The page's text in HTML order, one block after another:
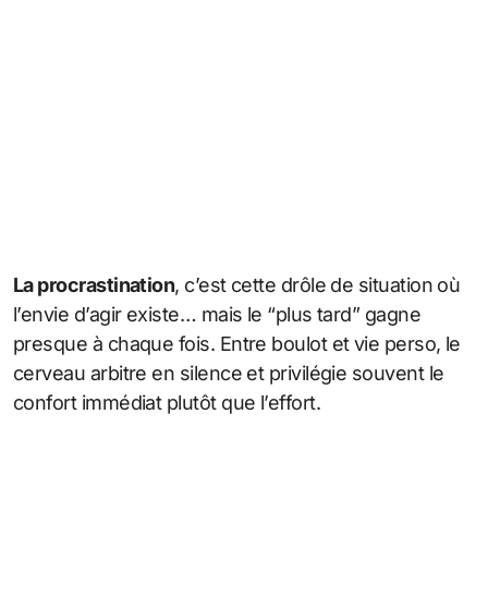
La procrastination, c’est cette drôle de situation où
l’envie d’agir existe… mais le “plus tard” gagne
presque à chaque fois. Entre boulot et vie perso, le
cerveau arbitre en silence et privilégie souvent le
confort immédiat plutôt que l’effort.